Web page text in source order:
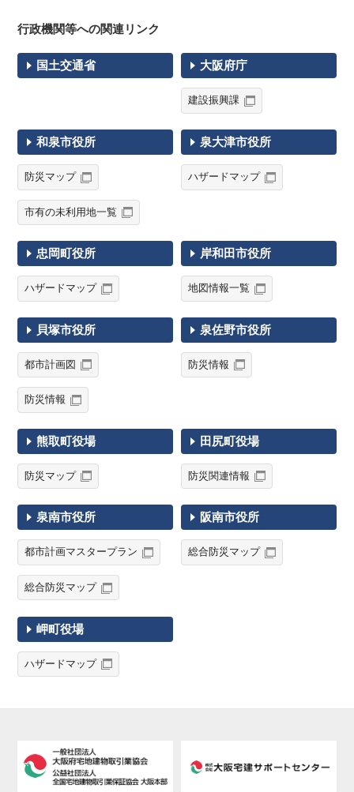
行政機関等への関連リンク
国土交通省 大阪府庁
建設振興課
和泉市役所
防災マップ
市有の未利用地一覧
泉大津市役所
ハザードマップ
忠岡町役所
ハザードマップ
岸和田市役所
地図情報一覧
貝塚市役所
都市計画図
防災情報
泉佐野市役所
防災情報
熊取町役場
防災マップ
田尻町役場
防災関連情報
泉南市役所
都市計画マスタープラン
総合防災マップ
阪南市役所
総合防災マップ
岬町役場
ハザードマップ